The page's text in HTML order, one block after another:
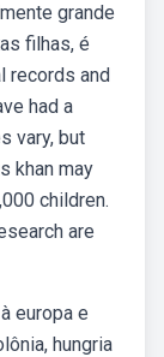
grande
filhas, é
records and
had a⁤
vary, but
⁣khan may
⁤children.
are
europa e
hungria